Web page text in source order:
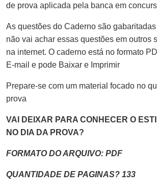
de prova aplicada pela banca em
As questões do Caderno são
não vai achar essas questões em outros
na internet. O caderno está no formato
E-mail e pode Baixar e Imprimir
Prepare-se com um material focado no
prova
VAI DEIXAR PARA CONHECER O
NO DIA DA PROVA?
FORMATO DO ARQUIVO: PDF
QUANTIDADE DE PAGINAS? 133